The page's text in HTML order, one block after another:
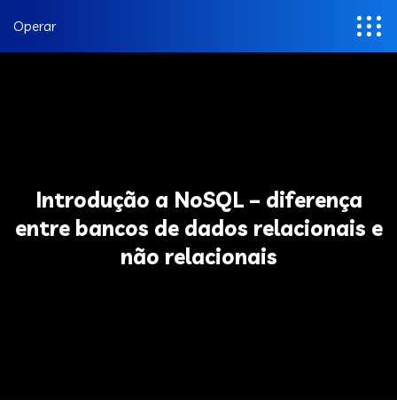
Operar
Introdução a NoSQL – diferença
entre bancos de dados relacionais e
não relacionais